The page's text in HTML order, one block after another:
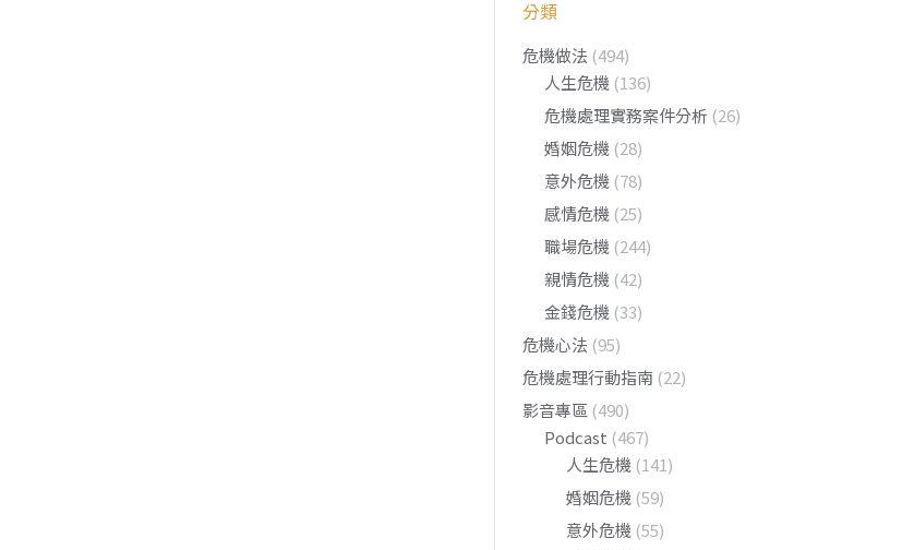
分類
危機做法 (494)
人生危機 (136)
危機處理實務案件分析 (26)
婚姻危機 (28)
意外危機 (78)
感情危機 (25)
職場危機 (244)
親情危機 (42)
金錢危機 (33)
危機心法 (95)
危機處理行動指南 (22)
影音專區 (490)
Podcast (467)
人生危機 (141)
婚姻危機 (59)
意外危機 (55)